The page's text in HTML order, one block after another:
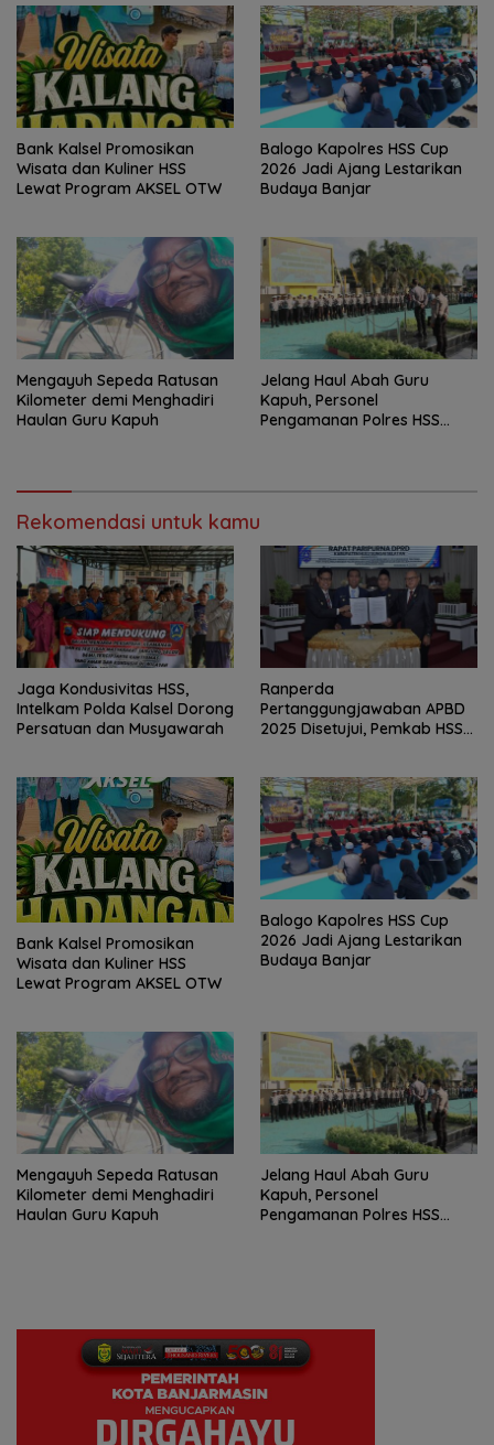
Bank Kalsel Promosikan
Wisata dan Kuliner HSS
Lewat Program AKSEL OTW
Balogo Kapolres HSS Cup
2026 Jadi Ajang Lestarikan
Budaya Banjar
Mengayuh Sepeda Ratusan
Kilometer demi Menghadiri
Haulan Guru Kapuh
Jelang Haul Abah Guru
Kapuh, Personel
Pengamanan Polres HSS
Rekomendasi untuk kamu
Jaga Kondusivitas HSS,
Intelkam Polda Kalsel Dorong
Persatuan dan Musyawarah
Ranperda
Pertanggungjawaban APBD
2025 Disetujui, Pemkab HSS
Bank Kalsel Promosikan
Wisata dan Kuliner HSS
Lewat Program AKSEL OTW
Balogo Kapolres HSS Cup
2026 Jadi Ajang Lestarikan
Budaya Banjar
Mengayuh Sepeda Ratusan
Kilometer demi Menghadiri
Haulan Guru Kapuh
Jelang Haul Abah Guru
Kapuh, Personel
Pengamanan Polres HSS